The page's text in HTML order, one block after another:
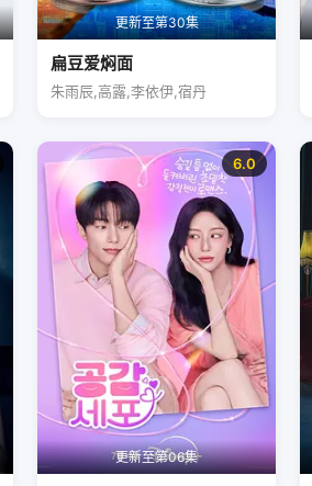
更新至第30集
扁豆爱焖面
朱雨辰,高露,李依伊,宿丹
6.0
更新至第06集